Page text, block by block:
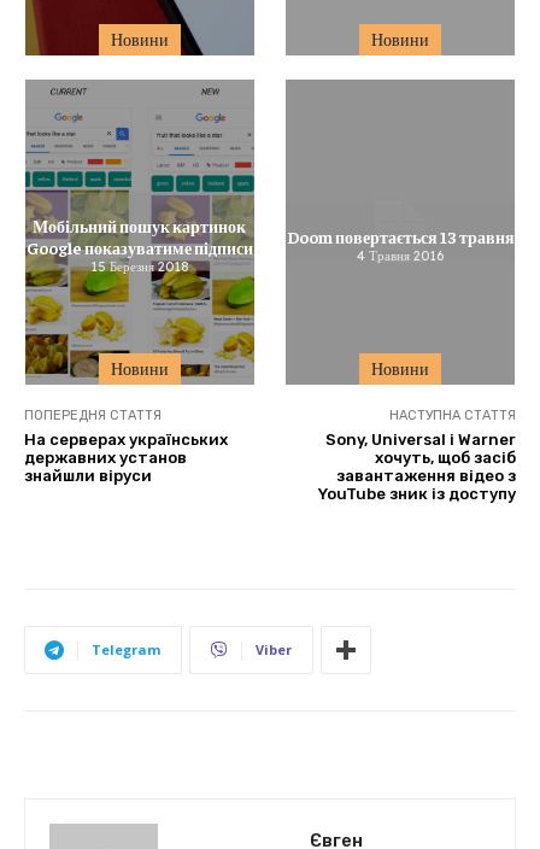
Новини Новини
Новини
Мобільний пошук картинок
Google показуватиме підписи
15 Березня 2018
Новини
Doom повертається 13 травня
4 Травня 2016
ПОПЕРЕДНЯ СТАТТЯ
На серверах українських
державних установ
знайшли віруси
НАСТУПНА СТАТТЯ
Sony, Universal і Warner
хочуть, щоб засіб
завантаження відео з
YouTube зник із доступу
Telegram Viber
Євген